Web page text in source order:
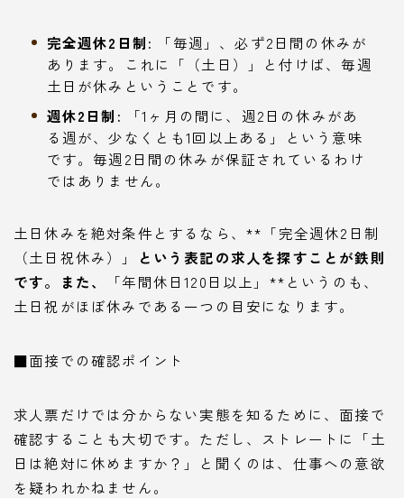
完全週休2日制: 「毎週」、必ず2日間の休みが
あります。これに「（土日）」と付けば、毎週
土日が休みということです。
週休2日制: 「1ヶ月の間に、週2日の休みがあ
る週が、少なくとも1回以上ある」という意味
です。毎週2日間の休みが保証されているわけ
ではありません。
土日休みを絶対条件とするなら、**「完全週休2日制
（土日祝休み）」
という表記の求人を探すことが鉄則
です。また、
「年間休日120日以上」**というのも、
土日祝がほぼ休みである一つの目安になります。
■面接での確認ポイント
求人票だけでは分からない実態を知るために、面接で
確認することも大切です。ただし、ストレートに「土
日は絶対に休めますか？」と聞くのは、仕事への意欲
を疑われかねません。